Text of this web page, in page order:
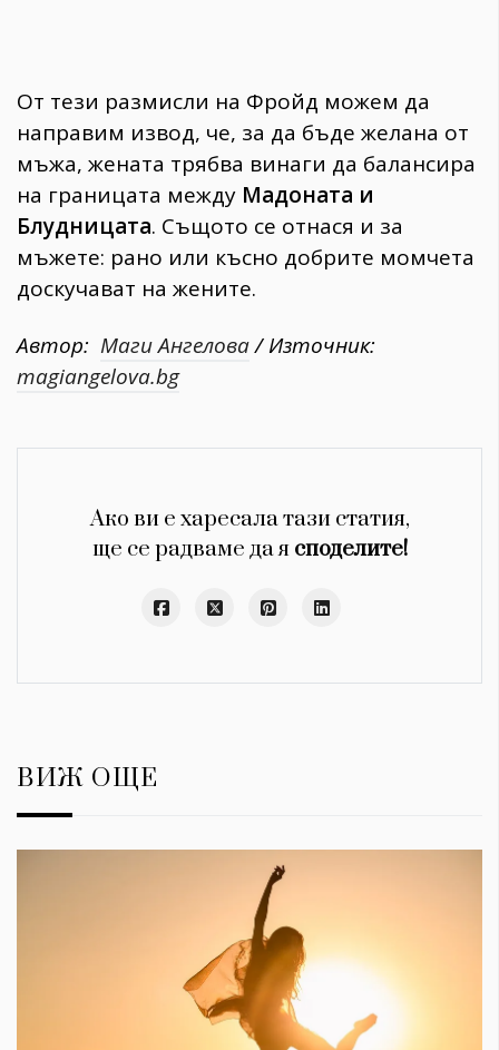
От тези размисли на Фройд можем да
направим извод, че, за да бъде желана от
мъжа, жената трябва винаги да балансира
на границата между Мадоната и
Блудницата. Същото се отнася и за
мъжете: рано или късно добрите момчета
доскучават на жените.
Автор: Маги Ангелова/ Източник:
magiangelova.bg
Ако ви е харесала тази статия,
ще се радваме да я споделите!
ВИЖ ОЩЕ